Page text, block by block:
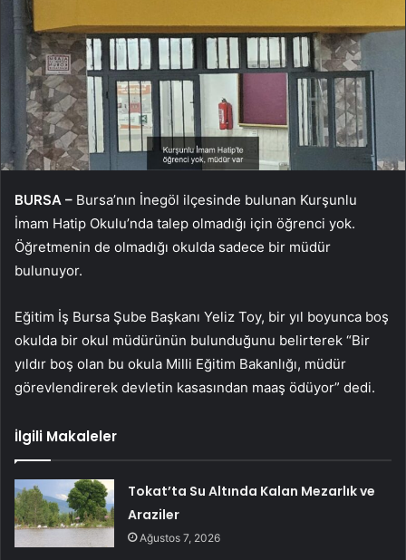
BURSA – Bursa’nın İnegöl ilçesinde bulunan Kurşunlu
İmam Hatip Okulu’nda talep olmadığı için öğrenci yok.
Öğretmenin de olmadığı okulda sadece bir müdür
bulunuyor.
Eğitim İş Bursa Şube Başkanı Yeliz Toy, bir yıl boyunca boş
okulda bir okul müdürünün bulunduğunu belirterek “Bir
yıldır boş olan bu okula Milli Eğitim Bakanlığı, müdür
görevlendirerek devletin kasasından maaş ödüyor” dedi.
İlgili Makaleler
Tokat’ta Su Altında Kalan Mezarlık ve
Araziler
Ağustos 7, 2026